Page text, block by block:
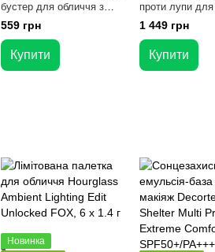
бустер для обличчя з
NAD+ для пружності
шкіри Arencia NAD+
Booster Shot, 30 мл
559 грн
Купити
проти лупи для
голови Vichy
Dandruff
1 449 грн
Купити
Новинка